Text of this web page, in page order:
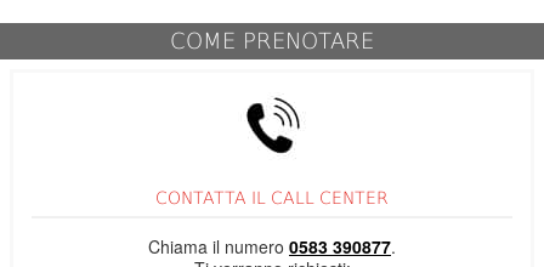
COME PRENOTARE
CONTATTA IL CALL CENTER
Chiama il numero 0583 390877.